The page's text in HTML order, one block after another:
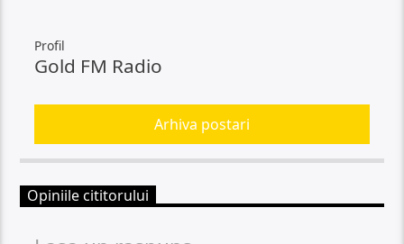
Profil
Gold FM Radio
Arhiva postari
Opiniile cititorului